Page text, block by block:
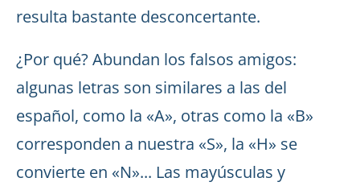
resulta bastante desconcertante.
¿Por qué? Abundan los falsos amigos:
algunas letras son similares a las del
español, como la «A», otras como la «B»
corresponden a nuestra «S», la «H» se
convierte en «N»... Las mayúsculas y